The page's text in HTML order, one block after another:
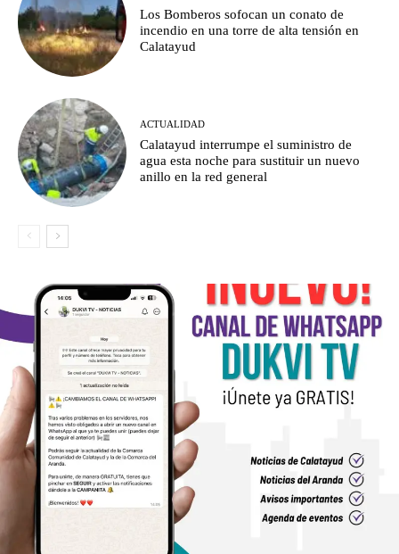
Los Bomberos sofocan un conato de
incendio en una torre de alta tensión en
Calatayud
ACTUALIDAD
Calatayud interrumpe el suministro de
agua esta noche para sustituir un nuevo
anillo en la red general